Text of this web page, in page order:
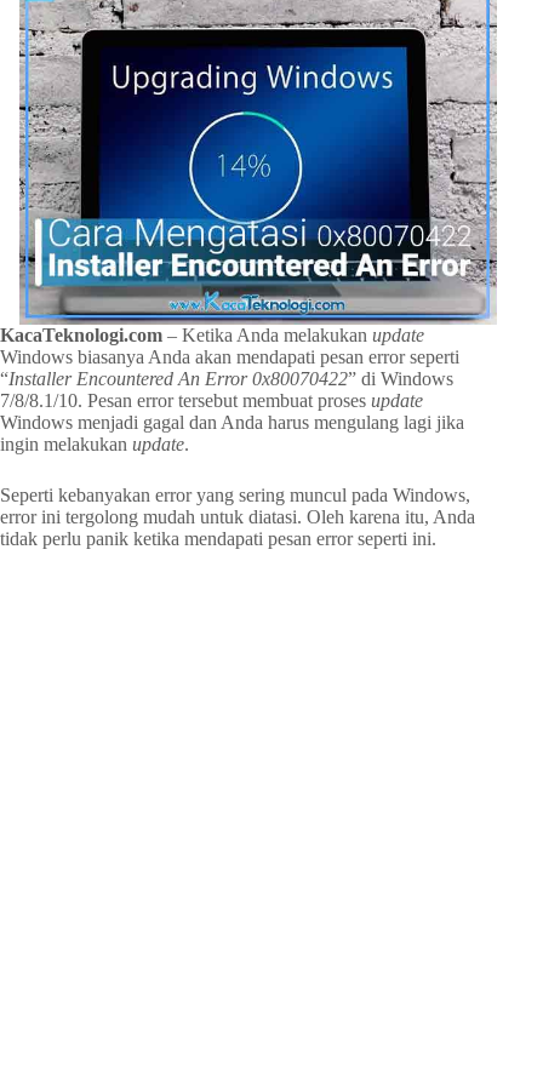
KacaTeknologi.com – Ketika Anda melakukan update
Windows biasanya Anda akan mendapati pesan error seperti
“Installer Encountered An Error 0x80070422” di Windows
7/8/8.1/10. Pesan error tersebut membuat proses update
Windows menjadi gagal dan Anda harus mengulang lagi jika
ingin melakukan update.
Seperti kebanyakan error yang sering muncul pada Windows,
error ini tergolong mudah untuk diatasi. Oleh karena itu, Anda
tidak perlu panik ketika mendapati pesan error seperti ini.